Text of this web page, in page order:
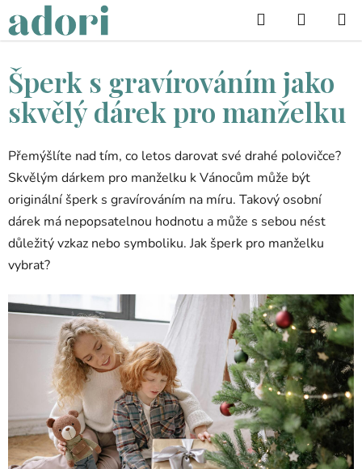
na
obsah
Hledat
Šperk s gravírováním jako
skvělý dárek pro manželku
Přemýšlíte nad tím, co letos darovat své drahé polovičce?
Skvělým dárkem pro manželku k Vánocům může být
originální šperk s gravírováním na míru. Takový osobní
dárek má nepopsatelnou hodnotu a může s sebou nést
důležitý vzkaz nebo symboliku. Jak šperk pro manželku
vybrat?